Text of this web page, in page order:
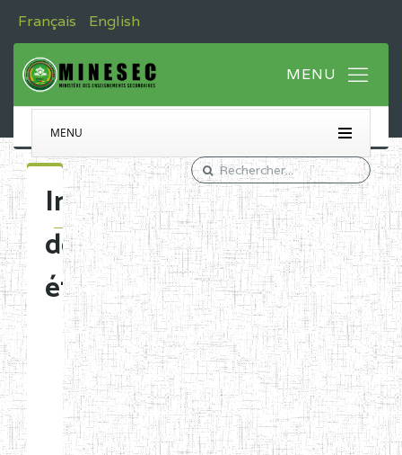
Français English
MENU
Immatriculation
des
établissements
Etablissements
d'enseignement
normal